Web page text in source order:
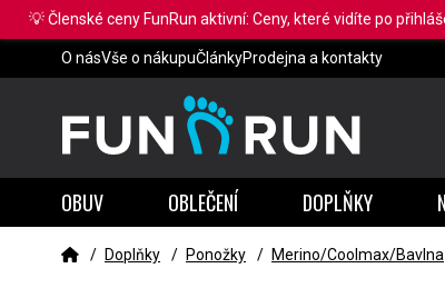
O násVše o nákupuČlánkyProdejna a kontakty
OBUV OBLEČENÍ DOPLŇKY
/ Doplňky / Ponožky / Merino/Coolmax/Bavlna
💡 Členské ceny FunRun aktivní: Ceny, které vidíte po